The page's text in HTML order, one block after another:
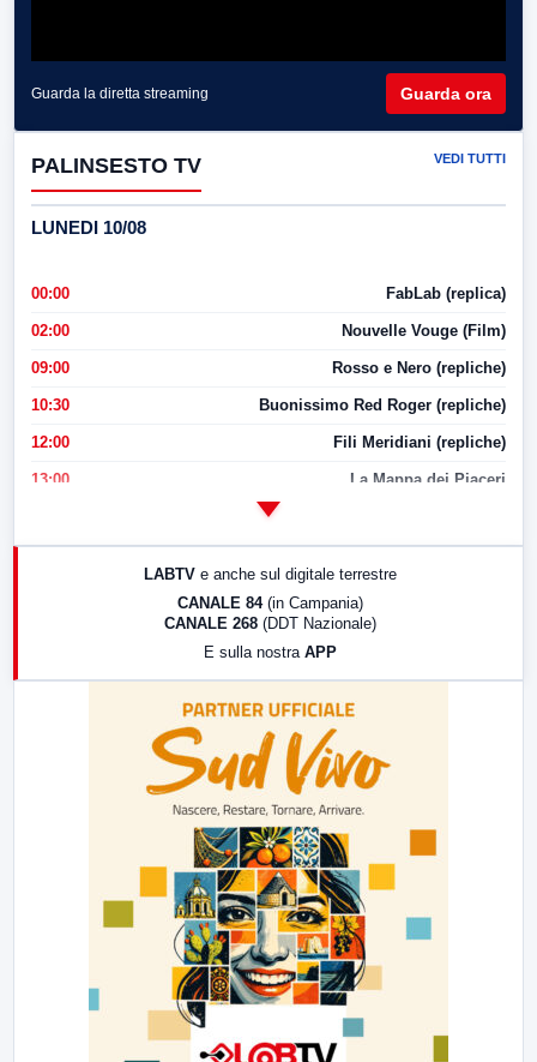
Guarda la diretta streaming Guarda ora
PALINSESTO TV VEDI TUTTI
LUNEDI 10/08
00:00 FabLab (replica)
02:00 Nouvelle Vouge (Film)
09:00 Rosso e Nero (repliche)
10:30 Buonissimo Red Roger (repliche)
12:00 Fili Meridiani (repliche)
13:00 La Mappa dei Piaceri
LABTV e anche sul digitale terrestre
CANALE 84 (in Campania)
CANALE 268 (DDT Nazionale)
E sulla nostra APP